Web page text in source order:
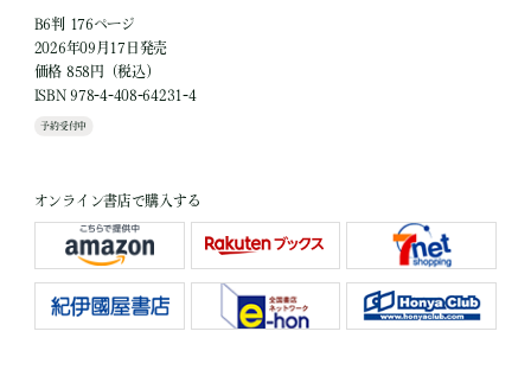
B6判 176ページ
2026年09月17日発売
価格 858円（税込）
ISBN 978-4-408-64231-4
予約受付中
オンライン書店で購入する